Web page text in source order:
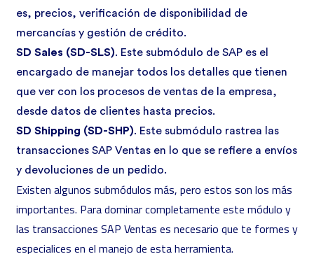
es, precios, verificación de disponibilidad de
mercancías y gestión de crédito.
SD Sales (SD-SLS). Este submódulo de SAP es el
encargado de manejar todos los detalles que tienen
que ver con los procesos de ventas de la empresa,
desde datos de clientes hasta precios.
SD Shipping (SD-SHP). Este submódulo rastrea las
transacciones SAP Ventas en lo que se refiere a envíos
y devoluciones de un pedido.
Existen algunos submódulos más, pero estos son los más
importantes. Para dominar completamente este módulo y
las transacciones SAP Ventas es necesario que te formes y
especialices en el manejo de esta herramienta.